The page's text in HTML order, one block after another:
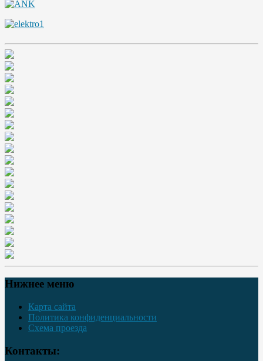
Нижнее меню
Карта сайта
Политика конфиденциальности
Схема проезда
Контакты: